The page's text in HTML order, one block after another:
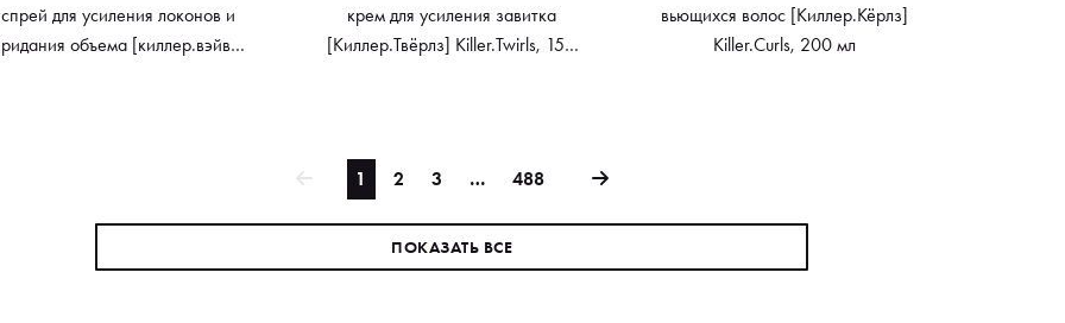
спрей для усиления локонов и
объема [киллер.вэйвс]
крем для усиления завитка
[Киллер.Твёрлз] Killer.Twirls, 150
вьющихся волос [Киллер.Кёрлз]
Killer.Curls, 200 мл
1 2 3 … 488
ПОКАЗАТЬ ВСЕ